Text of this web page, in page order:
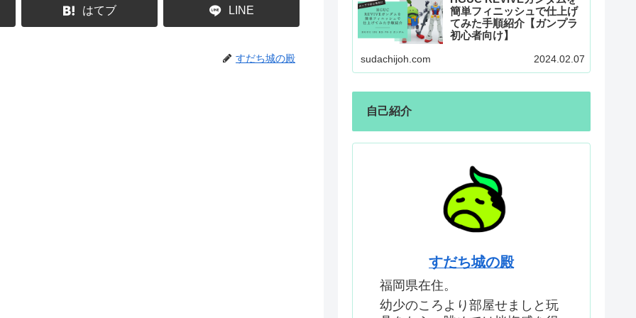
はてブ LINE
すだち城の殿
簡単フィニッシュで仕上げ
てみた手順紹介【ガンプラ
初心者向け】
sudachijoh.com 2024.02.07
自己紹介
すだち城の殿
福岡県在住。
幼少のころより部屋せましと玩